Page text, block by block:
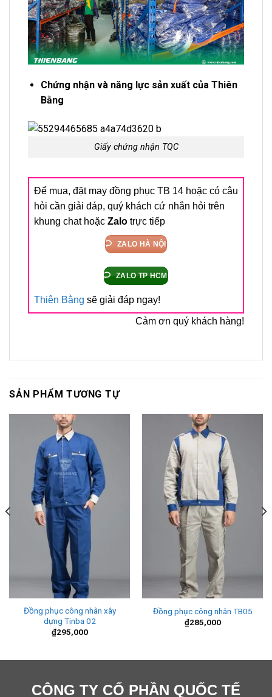
Chứng nhận và năng lực sản xuất của Thiên
Bằng
Giấy chứng nhận TQC
Để mua, đặt may đồng phục TB 14 hoặc có câu
hỏi cần giải đáp, quý khách cứ nhắn hỏi trên
khung chat hoặc Zalo trực tiếp
ZALO HÀ NỘI
ZALO TP HCM
Thiên Bằng sẽ giải đáp ngay!
Cảm ơn quý khách hàng!
SẢN PHẨM TƯƠNG TỰ
Đồng phục công nhân xây
dựng Tinba 02
₫295,000
Đồng phục công nhân TB05
₫285,000
CÔNG TY CỔ PHẦN QUỐC TẾ